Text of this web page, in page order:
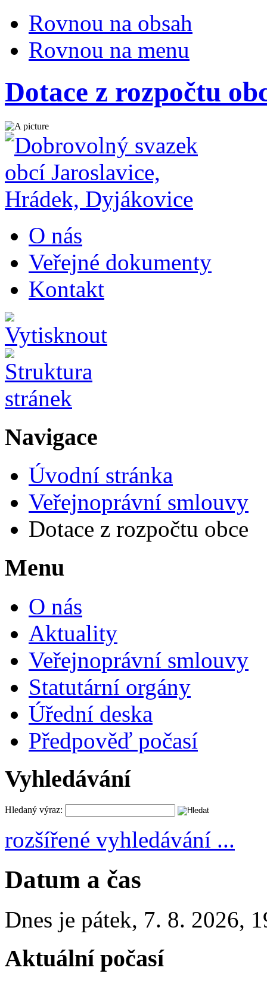
Rovnou na obsah
Rovnou na menu
Dotace z rozpočtu
O nás
Veřejné dokumenty
Kontakt
Navigace
Úvodní stránka
Veřejnoprávní smlouvy
Dotace z rozpočtu obce
Menu
O nás
Aktuality
Veřejnoprávní smlouvy
Statutární orgány
Úřední deska
Předpověď počasí
Vyhledávání
Hledaný výraz:
rozšířené vyhledávání ...
Datum a čas
Dnes je pátek, 7. 8. 2026,
Aktuální počasí